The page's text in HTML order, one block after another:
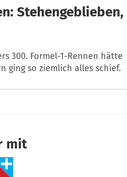
Stehengeblieben,
300. Formel-1-Rennen hätte
ging so ziemlich alles schief.